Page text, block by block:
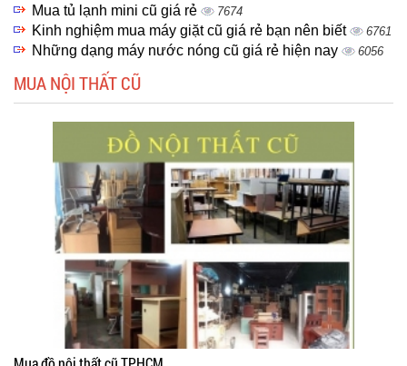
Mua tủ lạnh mini cũ giá rẻ 7674
Kinh nghiệm mua máy giặt cũ giá rẻ bạn nên biết 6761
Những dạng máy nước nóng cũ giá rẻ hiện nay 6056
MUA NỘI THẤT CŨ